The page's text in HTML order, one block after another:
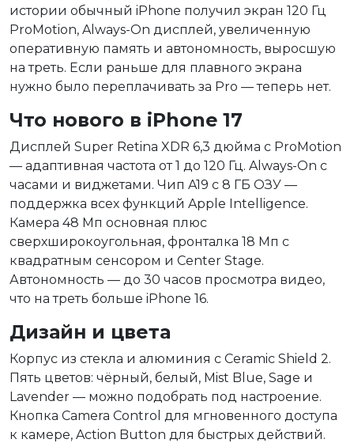
истории обычный iPhone получил экран 120 Гц
ProMotion, Always-On дисплей, увеличенную
оперативную память и автономность, выросшую
на треть. Если раньше для плавного экрана
нужно было переплачивать за Pro — теперь нет.
Что нового в iPhone 17
Дисплей Super Retina XDR 6,3 дюйма с ProMotion
— адаптивная частота от 1 до 120 Гц. Always-On с
часами и виджетами. Чип A19 с 8 ГБ ОЗУ —
поддержка всех функций Apple Intelligence.
Камера 48 Мп основная плюс
сверхширокоугольная, фронталка 18 Мп с
квадратным сенсором и Center Stage.
Автономность — до 30 часов просмотра видео,
что на треть больше iPhone 16.
Дизайн и цвета
Корпус из стекла и алюминия с Ceramic Shield 2.
Пять цветов: чёрный, белый, Mist Blue, Sage и
Lavender — можно подобрать под настроение.
Кнопка Camera Control для мгновенного доступа
к камере, Action Button для быстрых действий.